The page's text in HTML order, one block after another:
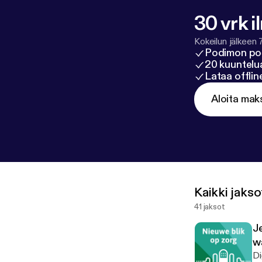
30 vrk
Kokeilun jälkeen
Podimon
20
Lataa
Aloita
Kaikki
41 jaksot